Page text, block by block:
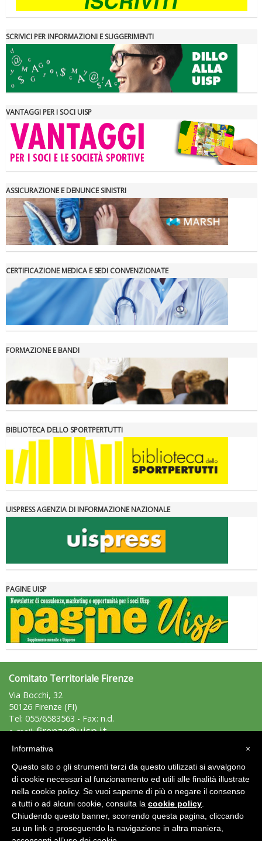
SCRIVICI PER INFORMAZIONI E SUGGERIMENTI
VANTAGGI PER I SOCI UISP
ASSICURAZIONE E DENUNCE SINISTRI
CERTIFICAZIONE MEDICA E SEDI CONVENZIONATE
FORMAZIONE E BANDI
BIBLIOTECA DELLO SPORTPERTUTTI
UISPRESS AGENZIA DI INFORMAZIONE NAZIONALE
PAGINE UISP
Comitato Territoriale Firenze
Via Bocchi, 32
50126 Firenze (FI)
Tel: 055/6583563 - Fax: n.d.
e-mail:firenze@uisp.it
pec:uispfirenze@registerpec.it
P.iva 03773990480
Area Riservata 2.0
×
Informativa
Questo sito o gli strumenti terzi da questo utilizzati si avvalgono
di cookie necessari al funzionamento ed utili alle finalità illustrate
nella cookie policy. Se vuoi saperne di più o negare il consenso
a tutti o ad alcuni cookie, consulta la cookie policy
Chiudendo questo banner, scorrendo questa pagina, cliccando
su un link o proseguendo la navigazione in altra maniera,